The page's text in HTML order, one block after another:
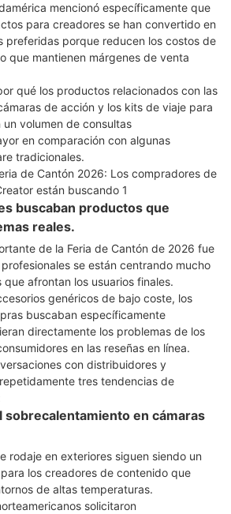
mencionó específicamente que
para creadores se han convertido en
preferidas porque reducen los costos de
que mantienen márgenes de venta
qué los productos relacionados con las
de acción y los kits de viaje para
volumen de consultas
en comparación con algunas
tradicionales.
buscaban productos que
reales.
de la Feria de Cantón de 2026 fue
se están centrando mucho
que afrontan los usuarios finales.
genéricos de bajo coste, los
buscaban específicamente
directamente los problemas de los
en las reseñas en línea.
con distribuidores y
tres tendencias de
sobrecalentamiento en cámaras
rodaje en exteriores siguen siendo un
los creadores de contenido que
de altas temperaturas.
solicitaron